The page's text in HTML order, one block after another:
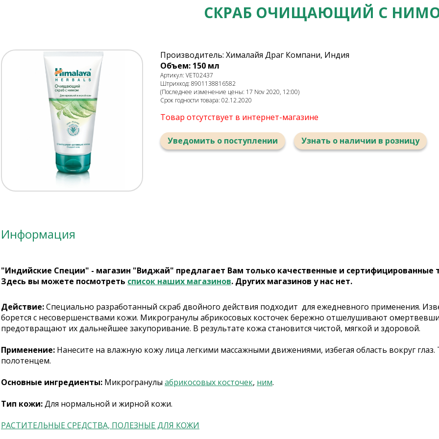
СКРАБ ОЧИЩАЮЩИЙ С
Производитель: Хималайя Драг Компани, Индия
Объем: 150 мл
Артикул: VET02437
Штрихкод: 8901138816582
(Последнее изменение цены: 17 Nov 2020, 12:00)
Срок годности товара: 02.12.2020
Товар отсутствует в интернет-магазине
Уведомить о поступлении Узнать о наличии в розницу
Информация
"Индийские Специи" - магазин "Виджай" предлагает Вам только качественные и сертифицированные
Здесь вы можете посмотреть список наших магазинов. Других магазинов у нас нет.
Действие:Специально разработанный скраб двойного действия подходит для ежедневного применения.
борется с несовершенствами кожи. Микрогранулы абрикосовых косточек бережно отшелушивают
предотвращают их дальнейшее закупоривание. В результате кожа становится чистой, мягкой и здоровой.
Применение: Нанесите на влажную кожу лица легкими массажными движениями, избегая область вокруг
полотенцем.
Основные ингредиенты: Микрогранулы абрикосовых косточек, ним.
Тип кожи:Для нормальной и жирной кожи.
РАСТИТЕЛЬНЫЕ СРЕДСТВА, ПОЛЕЗНЫЕ ДЛЯ КОЖИ